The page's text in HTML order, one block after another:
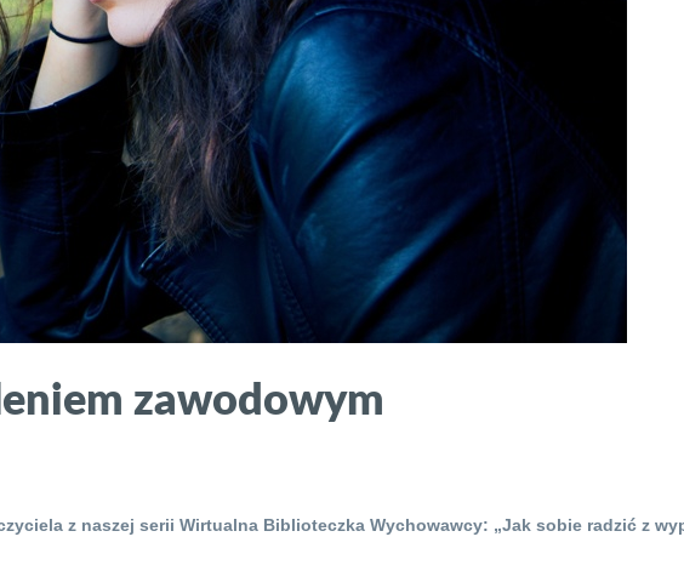
zawodowym
z naszej serii Wirtualna Biblioteczka Wychowawcy: „Jak sobie radzić z